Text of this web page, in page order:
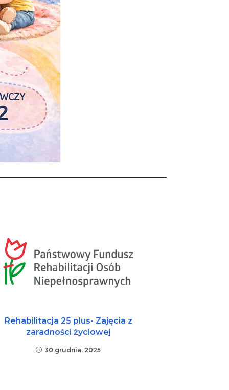
Rehabilitacja 25 plus- Zajęcia z
zaradności życiowej
30 grudnia, 2025